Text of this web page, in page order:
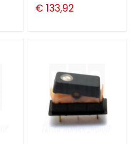
€ 133,92